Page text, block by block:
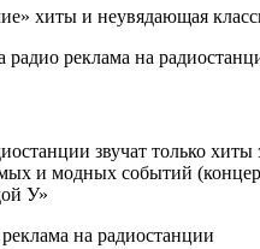
хиты и неувядающая
звучат только
и модных событий
У»